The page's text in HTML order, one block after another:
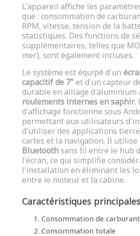
L'appareil affiche les
que : consommation de
RPM, vitesse, tension de la
statistiques. Des fonctions de
supplémentaires, telles que
mer), sont également incluses.
Le système est équipé d'un
capacitif de 7" et d'un capteur
durable en alliage d'aluminium
roulements internes en saphir.
d'affichage fonctionne sous
permettant aux utilisateurs
d'utiliser des applications
cartes et la navigation. Il utilise
Bluetoothsans fil entre le hub
l'écran, ce qui simplifie
l'installation en éliminant les
entre le moteur et la cabine.
Caractéristiques
Consommation de
Consommation totale